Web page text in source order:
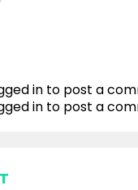
in to post a
in to post a